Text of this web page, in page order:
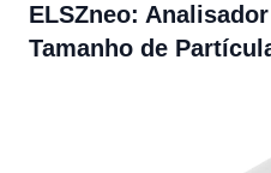
ELSZneo:
Tamanho de